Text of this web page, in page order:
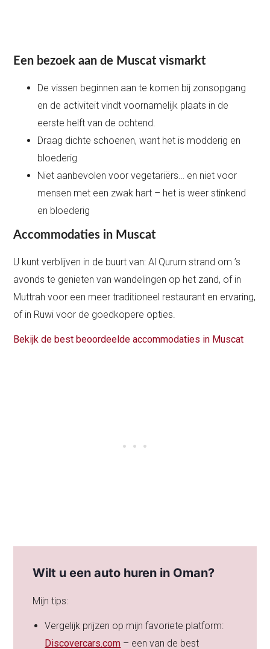
Een bezoek aan de Muscat vismarkt
De vissen beginnen aan te komen bij zonsopgang
en de activiteit vindt voornamelijk plaats in de
eerste helft van de ochtend.
Draag dichte schoenen, want het is modderig en
bloederig
Niet aanbevolen voor vegetariërs… en niet voor
mensen met een zwak hart – het is weer stinkend
en bloederig
Accommodaties in Muscat
U kunt verblijven in de buurt van: Al Qurum strand om ’s
avonds te genieten van wandelingen op het zand, of in
Muttrah voor een meer traditioneel restaurant en ervaring,
of in Ruwi voor de goedkopere opties.
Bekijk de best beoordeelde accommodaties in Muscat
Wilt u een auto huren in Oman?
Mijn tips:
Vergelijk prijzen op mijn favoriete platform:
Discovercars.com – een van de best